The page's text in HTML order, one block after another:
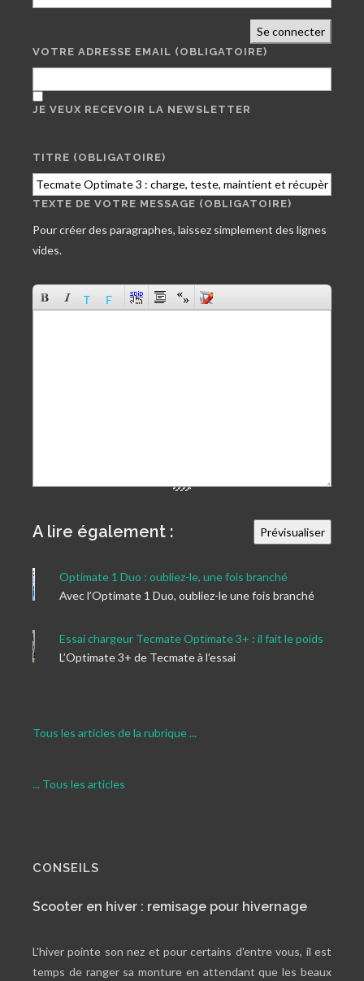
Se connecter
VOTRE ADRESSE EMAIL (OBLIGATOIRE)
JE VEUX RECEVOIR LA NEWSLETTER
TITRE (OBLIGATOIRE)
TEXTE DE VOTRE MESSAGE (OBLIGATOIRE)
Pour créer des paragraphes, laissez simplement des lignes
vides.
A lire également :
Optimate 1 Duo : oubliez-le, une fois branché
Avec l’Optimate 1 Duo, oubliez-le une fois branché
Essai chargeur Tecmate Optimate 3+ : il fait le poids
L’Optimate 3+ de Tecmate à l’essai
Tous les articles de la rubrique ...
... Tous les articles
CONSEILS
Scooter en hiver : remisage pour hivernage
L'hiver pointe son nez et pour certains d'entre vous, il est
temps de ranger sa monture en attendant que les beaux